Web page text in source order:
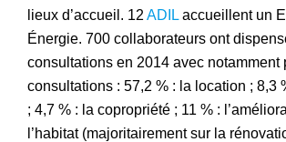
lieux d’accueil. 12 ADIL accueillent un
Énergie. 700 collaborateurs ont
consultations en 2014 avec notamment
consultations : 57,2 % : la location ; 8,3
; 4,7 % : la copropriété ; 11 % :
l’habitat (majoritairement sur la